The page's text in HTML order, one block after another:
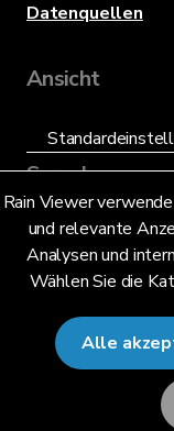
Rain Viewer
und relevante
Analysen und
Wählen Sie die
Alle
Datenquellen
Ansicht
Sprache
Deutsch (DE)
© 2026